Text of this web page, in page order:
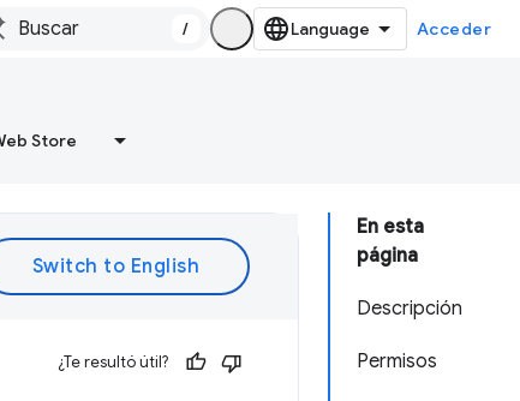
/ Acceder
Store
En esta
página
Descripción
Permisos
¿Te resultó útil?